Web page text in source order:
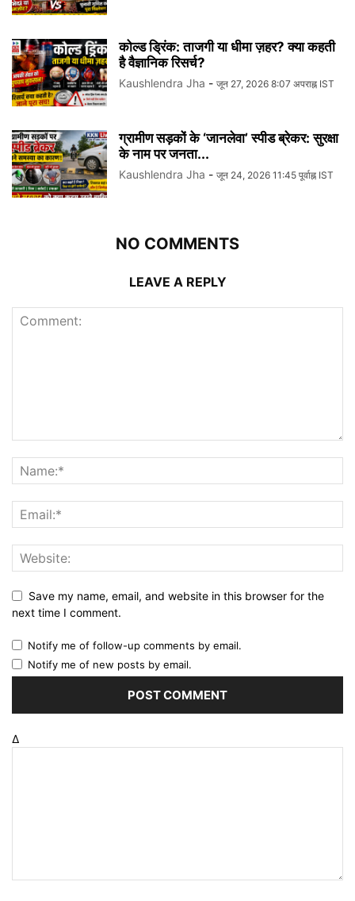
कोल्ड ड्रिंक: ताजगी या धीमा ज़हर? क्या कहती
है वैज्ञानिक रिसर्च?
Kaushlendra Jha - जून 27, 2026 8:07 अपराह्न IST
ग्रामीण सड़कों के ‘जानलेवा’ स्पीड ब्रेकर: सुरक्षा
के नाम पर जनता...
Kaushlendra Jha - जून 24, 2026 11:45 पूर्वाह्न IST
NO COMMENTS
LEAVE A REPLY
Save my name, email, and website in this browser for the
next time I comment.
Notify me of follow-up comments by email.
Notify me of new posts by email.
Δ